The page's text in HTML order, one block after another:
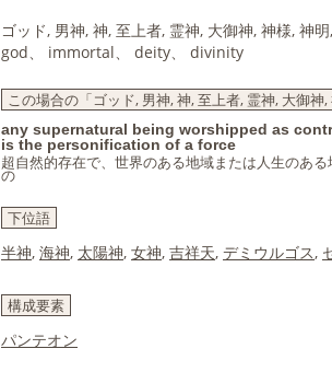
ゴッド, 男神, 神, 至上者, 霊神, 大御神, 神様, 神
god、 immortal、 deity、 divinity
この場合の「ゴッド, 男神, 神, 至上者, 霊神, 大御
any supernatural being worshipped as
is the personification of a force
超自然的存在で、世界のある地域または人生のあ
の
下位語
半神, 海神, 太陽神, 女神, 吉祥天, デミウルゴス,
構成要素
パンテオン